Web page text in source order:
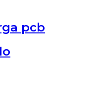
pcb